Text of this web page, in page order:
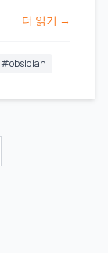
더 읽기 →
#obsidian